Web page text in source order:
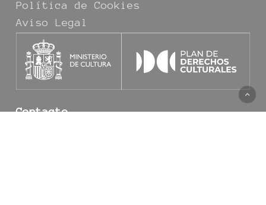
Política de Cookies
Aviso Legal
Contacto